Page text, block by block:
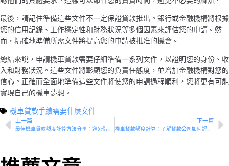
最後，請記住準備這些文件不一定保證貸款批出。銀行或金融機構將根據
您的信用記錄、工作穩定性和財務狀況等多個因素來評估您的申請。然
而，精確地準備所需文件將提高您的申請被批准的機會。
總結來說，申請機車貸款需要仔細準備一系列文件，以證明您的身份、收
入和財務狀況。這些文件將彰顯您的負責任態度，並增加金融機構對您的
信心。正確而全面地準備這些文件將使您的申請過程順利，您將更有可能
實現自己的機車夢想。
機車貸款手續需要什麼文件
上一篇 下一篇
機車貸款額度計算：了解貸款公司如何評估您的借款能力